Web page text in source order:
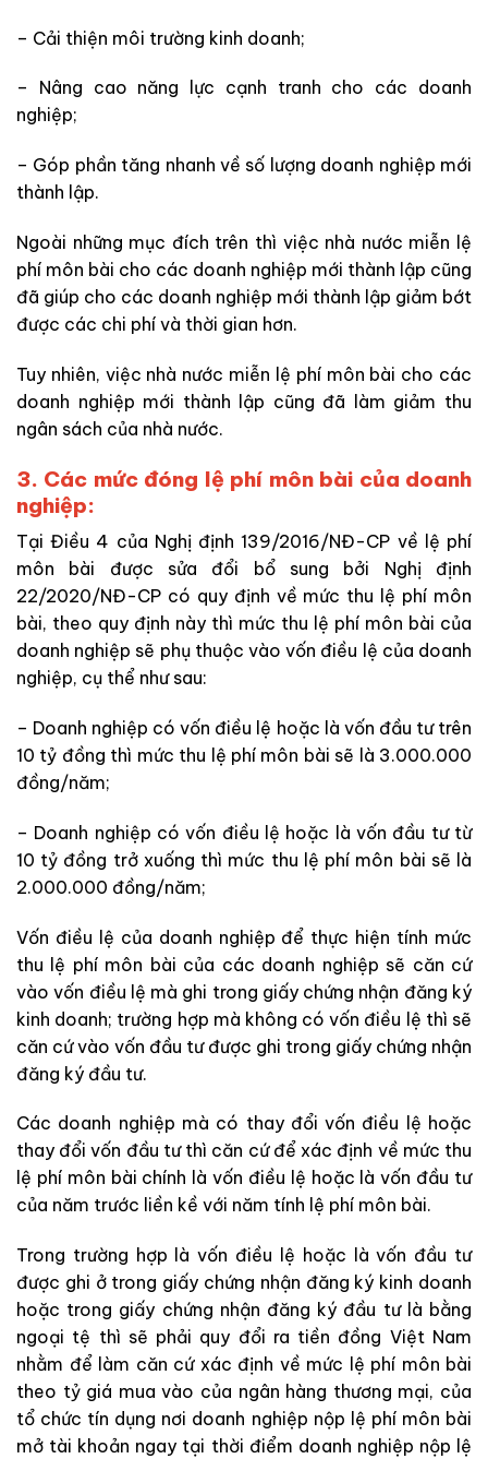
– Cải thiện môi trường kinh doanh;
– Nâng cao năng lực cạnh tranh cho các doanh
nghiệp;
– Góp phần tăng nhanh về số lượng doanh nghiệp mới
thành lập.
Ngoài những mục đích trên thì việc nhà nước miễn lệ
phí môn bài cho các doanh nghiệp mới thành lập cũng
đã giúp cho các doanh nghiệp mới thành lập giảm bớt
được các chi phí và thời gian hơn.
Tuy nhiên, việc nhà nước miễn lệ phí môn bài cho các
doanh nghiệp mới thành lập cũng đã làm giảm thu
ngân sách của nhà nước.
3. Các mức đóng lệ phí môn bài của doanh
nghiệp:
Tại Điều 4 của Nghị định 139/2016/NĐ-CP về lệ phí
môn bài được sửa đổi bổ sung bởi Nghị định
22/2020/NĐ-CP có quy định về mức thu lệ phí môn
bài, theo quy định này thì mức thu lệ phí môn bài của
doanh nghiệp sẽ phụ thuộc vào vốn điều lệ của doanh
nghiệp, cụ thể như sau:
– Doanh nghiệp có vốn điều lệ hoặc là vốn đầu tư trên
10 tỷ đồng thì mức thu lệ phí môn bài sẽ là 3.000.000
đồng/năm;
– Doanh nghiệp có vốn điều lệ hoặc là vốn đầu tư từ
10 tỷ đồng trở xuống thì mức thu lệ phí môn bài sẽ là
2.000.000 đồng/năm;
Vốn điều lệ của doanh nghiệp để thực hiện tính mức
thu lệ phí môn bài của các doanh nghiệp sẽ căn cứ
vào vốn điều lệ mà ghi trong giấy chứng nhận đăng ký
kinh doanh; trường hợp mà không có vốn điều lệ thì sẽ
căn cứ vào vốn đầu tư được ghi trong giấy chứng nhận
đăng ký đầu tư.
Các doanh nghiệp mà có thay đổi vốn điều lệ hoặc
thay đổi vốn đầu tư thì căn cứ để xác định về mức thu
lệ phí môn bài chính là vốn điều lệ hoặc là vốn đầu tư
của năm trước liền kề với năm tính lệ phí môn bài.
Trong trường hợp là vốn điều lệ hoặc là vốn đầu tư
được ghi ở trong giấy chứng nhận đăng ký kinh doanh
hoặc trong giấy chứng nhận đăng ký đầu tư là bằng
ngoại tệ thì sẽ phải quy đổi ra tiền đồng Việt Nam
nhằm để làm căn cứ xác định về mức lệ phí môn bài
theo tỷ giá mua vào của ngân hàng thương mại, của
tổ chức tín dụng nơi doanh nghiệp nộp lệ phí môn bài
mở tài khoản ngay tại thời điểm doanh nghiệp nộp lệ